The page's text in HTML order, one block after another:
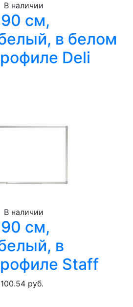
В наличии
см,
в белом
Deli
В наличии
см,
в
Staff
100.54 руб.